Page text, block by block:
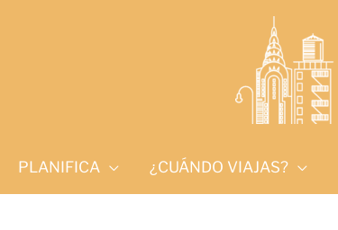
PLANIFICA ¿CUÁNDO VIAJAS?